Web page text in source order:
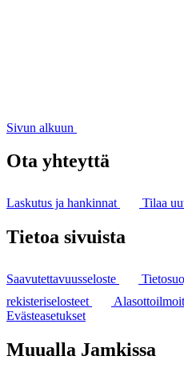
Sivun alkuun
Ota yhteyttä
Laskutus ja hankinnat Tilaa
Tietoa sivuista
Saavutettavuusseloste
rekisteriselosteet
Evästeasetukset
Muualla Jamkissa